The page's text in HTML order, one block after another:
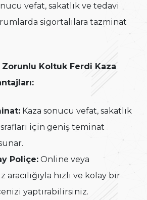
vefat, sakatlık ve tedavi
sigortalılara tazminat
Zorunlu Koltuk Ferdi Kaza
Kaza sonucu vefat, sakatlık
için geniş teminat
Poliçe: Online veya
hızlı ve kolay bir
yaptırabilirsiniz.